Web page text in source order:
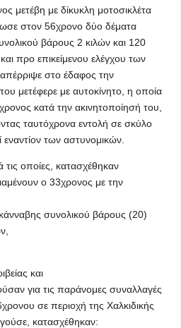
μετέβη με δίκυκλη μοτοσικλέτα
στον 56χρονο δύο δέματα
βάρους 2 κιλών και 120
προ επικείμενου ελέγχου των
στο έδαφος την
μετέφερε με αυτοκίνητο, η οποία
κατά την ακινητοποίησή του,
ταυτόχρονα εντολή σε σκύλο
των αστυνομικών.
οποίες, κατασχέθηκαν
ο 33χρονος με την
συνολικού βάρους (20)
και
για τις παράνομες συναλλαγές
σε περιοχή της Χαλκιδικής
κατασχέθηκαν: